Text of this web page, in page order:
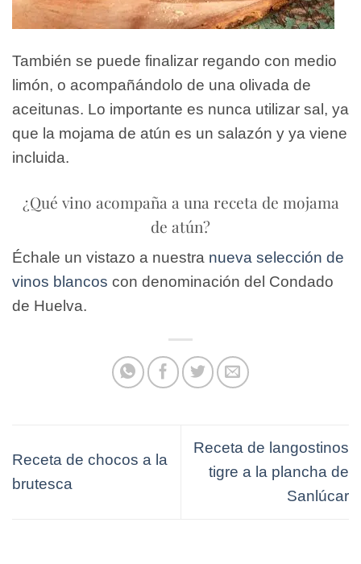
También se puede finalizar regando con medio
limón, o acompañándolo de una olivada de
aceitunas. Lo importante es nunca utilizar sal, ya
que la mojama de atún es un salazón y ya viene
incluida.
¿Qué vino acompaña a una receta de mojama
de atún?
Échale un vistazo a nuestra nueva selección de
vinos blancos con denominación del Condado
de Huelva.
Receta de chocos a la
brutesca
Receta de langostinos
tigre a la plancha de
Sanlúcar